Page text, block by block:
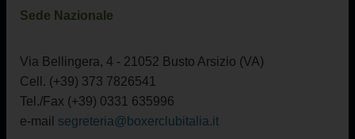
Sede Nazionale
Via Bellingera, 4 - 21052 Busto Arsizio (VA)
Cell. (+39) 373 7826541
Tel./Fax (+39) 0331 635996
e-mail
segreteria@boxerclubitalia.it